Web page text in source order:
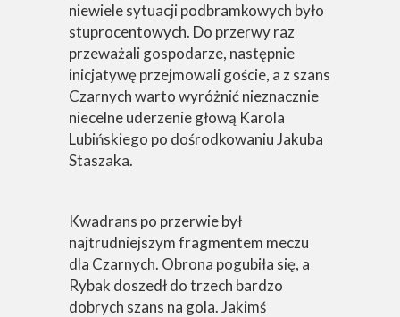
niewiele sytuacji podbramkowych było
stuprocentowych. Do przerwy raz
przeważali gospodarze, następnie
inicjatywę przejmowali goście, a z szans
Czarnych warto wyróżnić nieznacznie
niecelne uderzenie głową Karola
Lubińskiego po dośrodkowaniu Jakuba
Staszaka.
Kwadrans po przerwie był
najtrudniejszym fragmentem meczu
dla Czarnych. Obrona pogubiła się, a
Rybak doszedł do trzech bardzo
dobrych szans na gola. Jakimś